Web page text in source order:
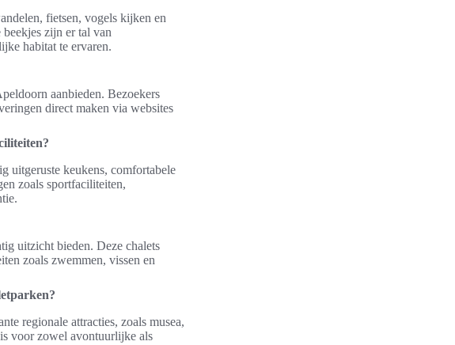
fietsen, vogels kijken en
zijn er tal van
habitat te ervaren.
aanbieden. Bezoekers
direct maken via websites
uitgeruste keukens, comfortabele
zoals sportfaciliteiten,
uitzicht bieden. Deze chalets
zoals zwemmen, vissen en
regionale attracties, zoals musea,
voor zowel avontuurlijke als